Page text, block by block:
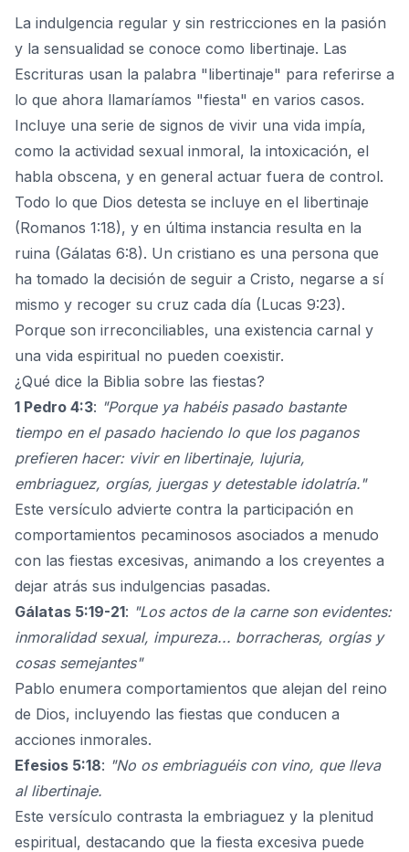
La indulgencia regular y sin restricciones en la pasión
y la sensualidad se conoce como libertinaje. Las
Escrituras usan la palabra "libertinaje" para referirse a
lo que ahora llamaríamos "fiesta" en varios casos.
Incluye una serie de signos de vivir una vida impía,
como la actividad sexual inmoral, la intoxicación, el
habla obscena, y en general actuar fuera de control.
Todo lo que Dios detesta se incluye en el libertinaje
(Romanos 1:18), y en última instancia resulta en la
ruina (Gálatas 6:8). Un cristiano es una persona que
ha tomado la decisión de seguir a Cristo, negarse a sí
mismo y recoger su cruz cada día (Lucas 9:23).
Porque son irreconciliables, una existencia carnal y
una vida espiritual no pueden coexistir.
¿Qué dice la Biblia sobre las fiestas?
1 Pedro 4:3: "Porque ya habéis pasado bastante
tiempo en el pasado haciendo lo que los paganos
prefieren hacer: vivir en libertinaje, lujuria,
embriaguez, orgías, juergas y detestable idolatría."
Este versículo advierte contra la participación en
comportamientos pecaminosos asociados a menudo
con las fiestas excesivas, animando a los creyentes a
dejar atrás sus indulgencias pasadas.
Gálatas 5:19-21: "Los actos de la carne son evidentes:
inmoralidad sexual, impureza... borracheras, orgías y
cosas semejantes"
Pablo enumera comportamientos que alejan del reino
de Dios, incluyendo las fiestas que conducen a
acciones inmorales.
Efesios 5:18: "No os embriaguéis con vino, que lleva
al libertinaje.
Este versículo contrasta la embriaguez y la plenitud
espiritual, destacando que la fiesta excesiva puede